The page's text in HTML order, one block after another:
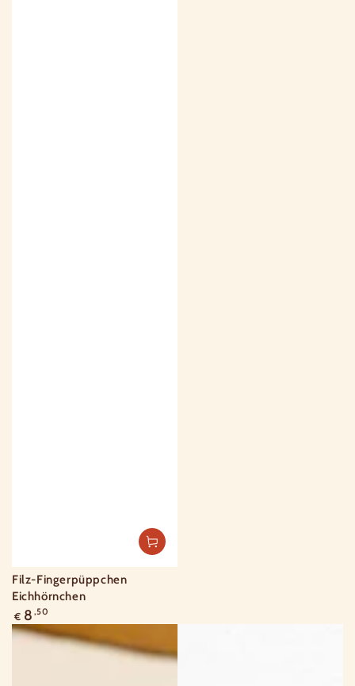
Filz-Fingerpüppchen
Eichhörnchen
Regulärer
Preis
€ 8 ,50